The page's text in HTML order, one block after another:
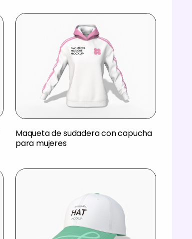
Maqueta de sudadera con capucha
para mujeres